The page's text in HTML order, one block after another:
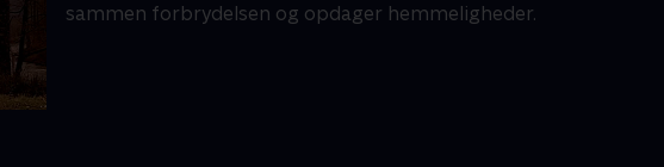
sammen forbrydelsen og opdager hemmeligheder.